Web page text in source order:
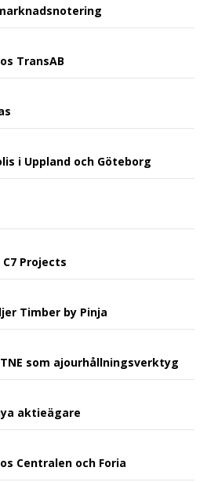
TransAB
i Uppland och Göteborg
Projects
Timber by Pinja
som ajourhållningsverktyg
aktieägare
Centralen och Foria